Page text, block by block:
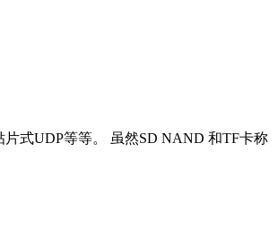
式UDP等等。 虽然SD NAND 和TF卡称